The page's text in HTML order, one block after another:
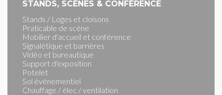
STANDS, SCÈNES & CONFÉRENCE
Stands / Loges et cloisons
Praticable de scène
Mobilier d'accueil et conférence
Signalétique et barrières
Vidéo et bureautique
Support d'exposition
Potelet
Sol événementiel
Chauffage / élec / ventilation